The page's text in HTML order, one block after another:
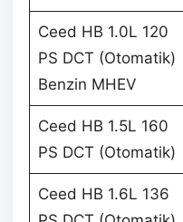
Ceed HB 1.0L 120
PS DCT (Otomatik)
Benzin MHEV
Ceed HB 1.5L 160
PS DCT (Otomatik)
Ceed HB 1.6L 136